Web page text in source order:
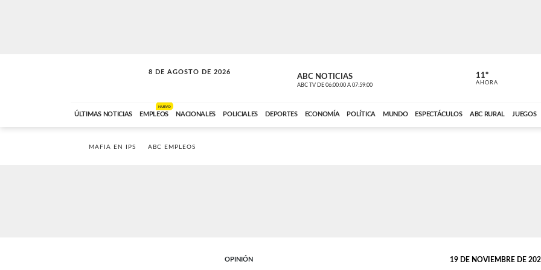
8 DE AGOSTO DE 2026
SOLO MÚSICA ABC NOTICIAS
ABC TV DE 06:00:00 A 07:59:00 ABC CARDINAL
11º
AHORA
ÚLTIMAS NOTICIAS EMPLEOS
NUEVO
NACIONALES POLICIALES DEPORTES ECONOMÍA POLÍTICA MUNDO ESPECTÁCULOS ABC RURAL JUEGOS
MAFIA EN IPS ABC EMPLEOS
OPINIÓN 19 DE NOVIEMBRE DE